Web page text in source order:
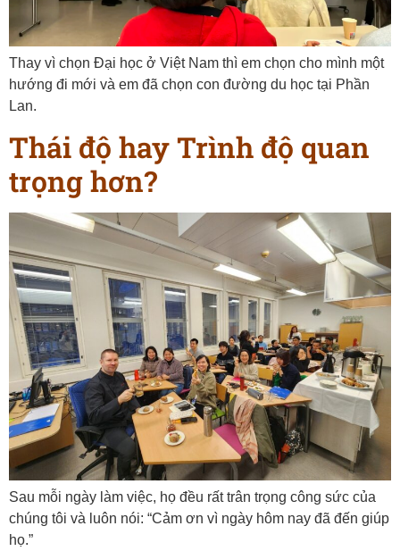
Thay vì chọn Đại học ở Việt Nam thì em chọn cho mình một
hướng đi mới và em đã chọn con đường du học tại Phần
Lan.
Thái độ hay Trình độ quan
trọng hơn?
Sau mỗi ngày làm việc, họ đều rất trân trọng công sức của
chúng tôi và luôn nói: “Cảm ơn vì ngày hôm nay đã đến giúp
họ.”